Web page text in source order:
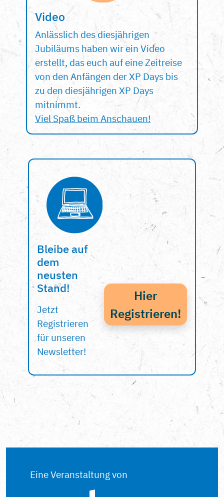
Video
Anlässlich des diesjährigen
Jubiläums haben wir ein Video
erstellt, das euch auf eine Zeitreise
von den Anfängen der XP Days bis
zu den diesjährigen XP Days
mitnimmt.
Viel Spaß beim Anschauen!
Bleibe auf
dem
neusten
Stand!
Jetzt
Registrieren
für unseren
Newsletter!
Hier
Registrieren!
Eine Veranstaltung von